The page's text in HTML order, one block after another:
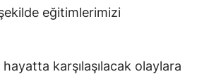
Sakarya
Siirt
eğitimlerimizi
karşılaşılacak olaylara